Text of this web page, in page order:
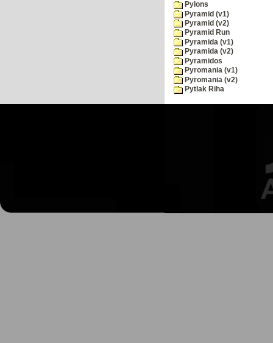
Pylons
Pyramid (v1)
Pyramid (v2)
Pyramid Run
Pyramida (v1)
Pyramida (v2)
Pyramidos
Pyromania (v1)
Pyromania (v2)
Pytlak Riha